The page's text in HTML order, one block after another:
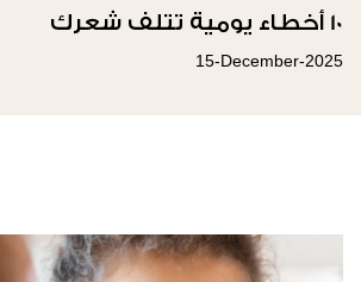
10 أخطاء يومية تتلف شعرك
15-December-2025